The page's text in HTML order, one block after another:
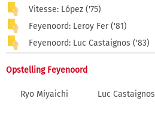
Vitesse: López ('75)
Feyenoord: Leroy Fer ('81)
Feyenoord: Luc Castaignos ('83)
Opstelling Feyenoord
Ryo Miyaichi Luc Castaignos